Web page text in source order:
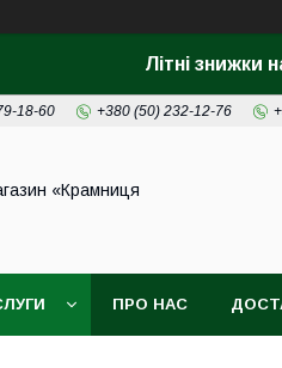
Літні знижки
18-60 +380 (50) 232-12-76
«Крамниця
ПРО НАС